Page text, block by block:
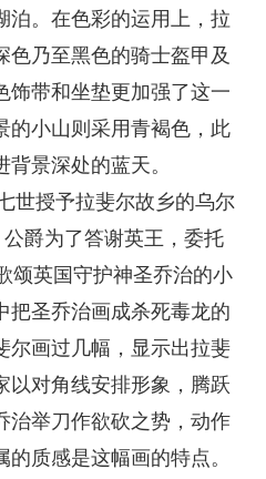
泊。在色彩的运用上，拉
乃至黑色的骑士盔甲及
饰带和坐垫更加强了这一
的小山则采用青褐色，此
景深处的蓝天。
授予拉斐尔故乡的乌尔
爵为了答谢英王，委托
颂英国守护神圣乔治的小
把圣乔治画成杀死毒龙的
尔画过几幅，显示出拉斐
以对角线安排形象，腾跃
治举刀作欲砍之势，动作
质感是这幅画的特点。